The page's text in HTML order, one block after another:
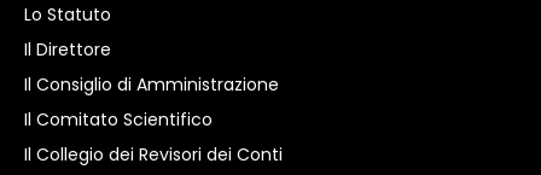
Lo Statuto
Il Direttore
Il Consiglio di Amministrazione
Il Comitato Scientifico
Il Collegio dei Revisori dei Conti